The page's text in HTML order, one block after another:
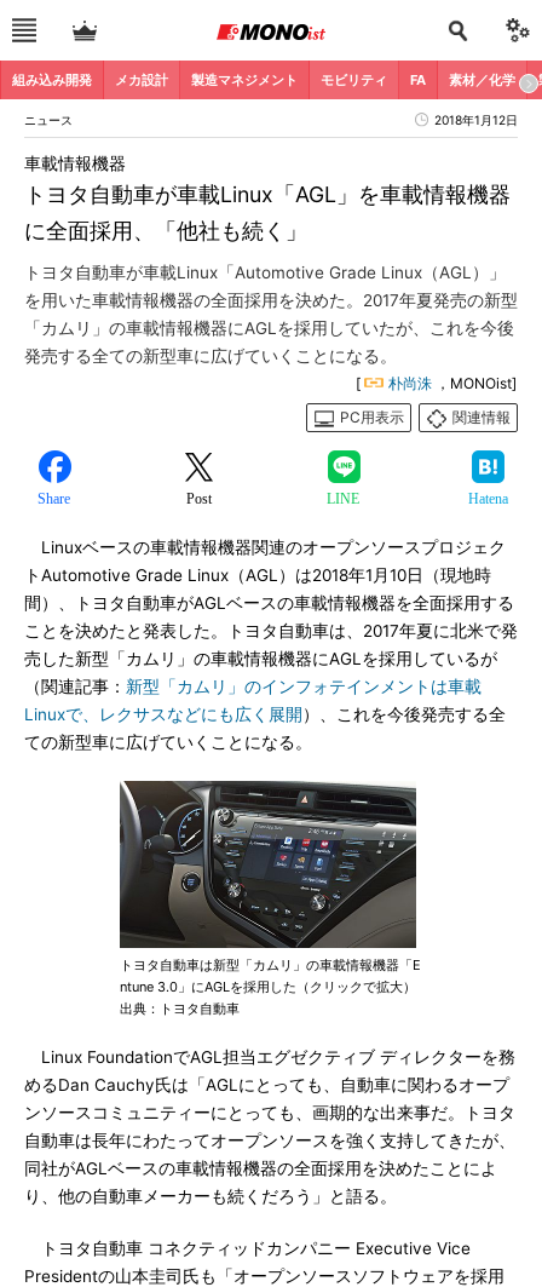
組み込み開発 メカ設計 製造マネジメント モビリティ FA 素材／化学
ニュース 2018年1月12日
トヨタ自動車が車載Linux「AGL」を車載情報機器
に全面採用、「他社も続く」
車載情報機器
トヨタ自動車が車載Linux「Automotive Grade Linux（AGL）」
を用いた車載情報機器の全面採用を決めた。2017年夏発売の新型
「カムリ」の車載情報機器にAGLを採用していたが、これを今後
発売する全ての新型車に広げていくことになる。
[ 朴尚洙 ，MONOist]
PC用表示
関連情報
Share Post LINE Hatena
Linuxベースの車載情報機器関連のオープンソースプロジェク
トAutomotive Grade Linux（AGL）は2018年1月10日（現地時
間）、トヨタ自動車がAGLベースの車載情報機器を全面採用する
ことを決めたと発表した。トヨタ自動車は、2017年夏に北米で発
売した新型「カムリ」の車載情報機器にAGLを採用しているが
（関連記事： 新型「カムリ」のインフォテインメントは車載
Linuxで、レクサスなどにも広く展開 ）、これを今後発売する全
ての新型車に広げていくことになる。
トヨタ自動車は新型「カムリ」の車載情報機器「E
ntune 3.0」にAGLを採用した（クリックで拡大）
出典：トヨタ自動車
Linux FoundationでAGL担当エグゼクティブ ディレクターを務
めるDan Cauchy氏は「AGLにとっても、自動車に関わるオープ
ンソースコミュニティーにとっても、画期的な出来事だ。トヨタ
自動車は長年にわたってオープンソースを強く支持してきたが、
同社がAGLベースの車載情報機器の全面採用を決めたことによ
り、他の自動車メーカーも続くだろう」と語る。
トヨタ自動車 コネクティッドカンパニー Executive Vice
Presidentの山本圭司氏も「オープンソースソフトウェアを採用